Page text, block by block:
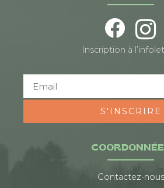
Contactez-nous
Inscription à
S'INSCRIRE